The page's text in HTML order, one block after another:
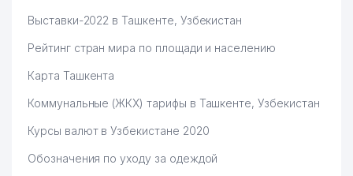
Выставки-2022 в Ташкенте, Узбекистан
Рейтинг стран мира по площади и населению
Карта Ташкента
Коммунальные (ЖКХ) тарифы в Ташкенте, Узбекистан
Курсы валют в Узбекистане 2020
Обозначения по уходу за одеждой